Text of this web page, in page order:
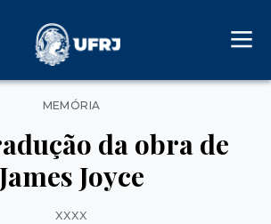
Categorias
MEMÓRIA
da obra de
James Joyce
xxxx